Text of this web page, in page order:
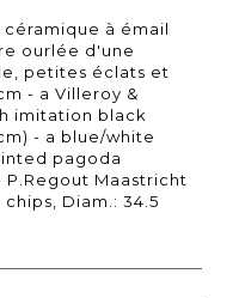
à émail
ourlée d'une
petites éclats et
- a Villeroy &
imitation black
- a blue/white
pagoda
Maastricht
Diam.: 34.5